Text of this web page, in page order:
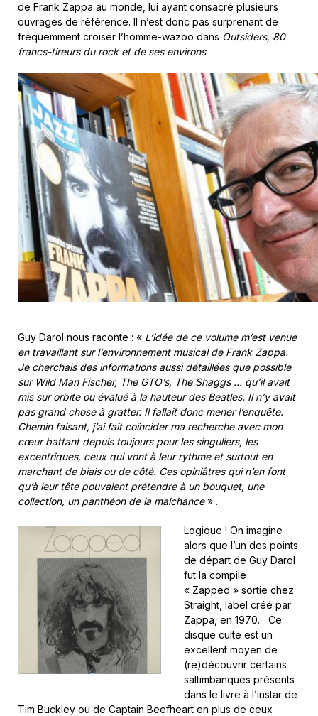
de Frank Zappa au monde, lui ayant consacré plusieurs
ouvrages de référence. Il n’est donc pas surprenant de
fréquemment croiser l’homme-wazoo dans Outsiders, 80
francs-tireurs du rock et de ses environs.
Guy Darol nous raconte : « L’idée de ce volume m’est venue
en travaillant sur l’environnement musical de Frank Zappa.
Je cherchais des informations aussi détaillées que possible
sur Wild Man Fischer, The GTO’s, The Shaggs … qu’il avait
mis sur orbite ou évalué à la hauteur des Beatles. Il n’y avait
pas grand chose à gratter. Il fallait donc mener l’enquête.
Chemin faisant, j’ai fait coïncider ma recherche avec mon
cœur battant depuis toujours pour les singuliers, les
excentriques, ceux qui vont à leur rythme et surtout en
marchant de biais ou de côté. Ces opiniâtres qui n’en font
qu’à leur tête pouvaient prétendre à un bouquet, une
collection, un panthéon de la malchance» .
Logique ! On imagine
alors que l’un des points
de départ de Guy Darol
fut la compile
« Zapped » sortie chez
Straight, label créé par
Zappa, en 1970. Ce
disque culte est un
excellent moyen de
(re)découvrir certains
saltimbanques présents
dans le livre à l’instar de
Tim Buckley ou de Captain Beefheart en plus de ceux